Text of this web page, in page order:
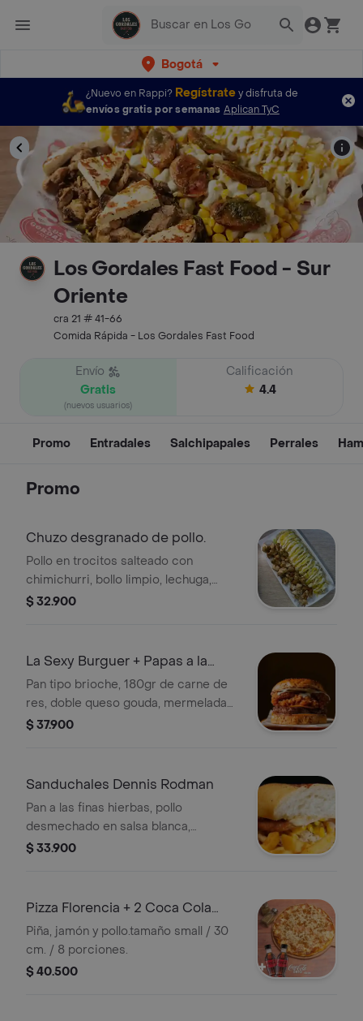
Bogotá
¿Nuevo en Rappi? Regístratey disfruta de
envíos gratis por semanas Aplican TyC
Los Gordales Fast Food - Sur
Oriente
cra 21 # 41-66
Comida Rápida - Los Gordales Fast Food
Envío
Gratis
(nuevos usuarios)
Calificación
4.4
Promo Entradales Salchipapales Perrales
Promo
Chuzo desgranado de pollo.
Pollo en trocitos salteado con
chimichurri, bollo limpio, lechuga,
queso costeño, papa chongo, salsa
$ 32.900
La Sexy Burguer + Papas a la
Francesa
Pan tipo brioche, 180gr de carne de
res, doble queso gouda, mermelada
de tocineta en reducción de vino
tártara de la casa + papas a la
$ 37.900
Sanduchales Dennis Rodman
Pan a las finas hierbas, pollo
desmechado en salsa blanca,
mozzarella, maíz, aros cebolla, jamón,
$ 33.900
Pizza Florencia + 2 Coca Cola
Zero 250
Piña, jamón y pollo.tamaño small / 30
cm. / 8 porciones.
$ 40.500